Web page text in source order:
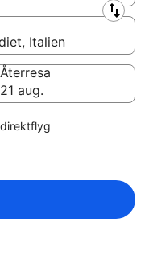
Italien
Återresa
21 aug.